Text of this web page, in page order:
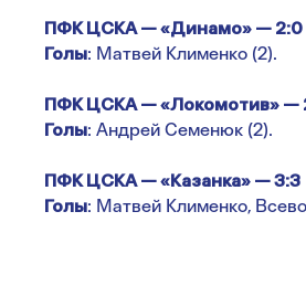
ПФК ЦСКА — «Динамо» — 2:0
Голы: Матвей Клименко (2).
ПФК ЦСКА — «Локомотив» —
Голы: Андрей Семенюк (2).
ПФК ЦСКА — «Казанка» — 3:3
Голы: Матвей Клименко,